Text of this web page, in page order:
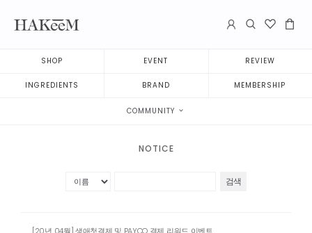
SHOP EVENT REVIEW
INGREDIENTS BRAND MEMBERSHIP
COMMUNITY
NOTICE
검색